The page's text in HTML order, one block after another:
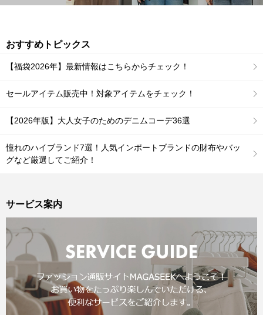
おすすめトピックス
【福袋2026年】最新情報はこちらからチェック！
セールアイテム販売中！対象アイテムをチェック！
【2026年版】大人女子のためのデニムコーデ36選
憧れのハイブランド7選！人気インポートブランドの財布やバッ
グなど厳選してご紹介！
サービス案内